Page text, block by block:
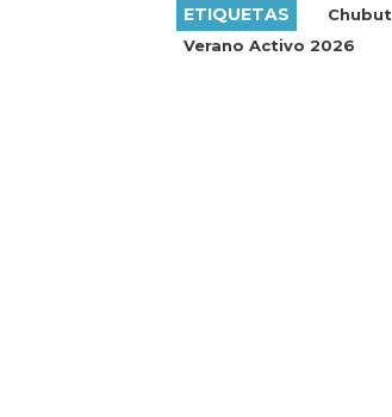
ETIQUETAS Chubut
Verano Activo 2026